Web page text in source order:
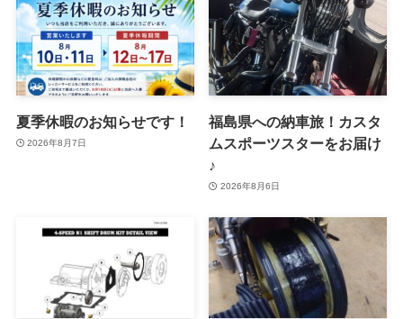
夏季休暇のお知らせです！
2026年8月7日
福島県への納車旅！カスタ
ムスポーツスターをお届け
♪
2026年8月6日